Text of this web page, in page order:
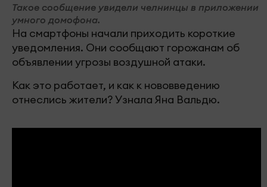
Такое сообщение увидели челнинцы в приложении
умного домофона.
На смартфоны начали приходить короткие
уведомления. Они сообщают горожанам об
объявлении угрозы воздушной атаки.
Как это работает, и как к нововведению
отнеслись жители? Узнала Яна Вальдю.